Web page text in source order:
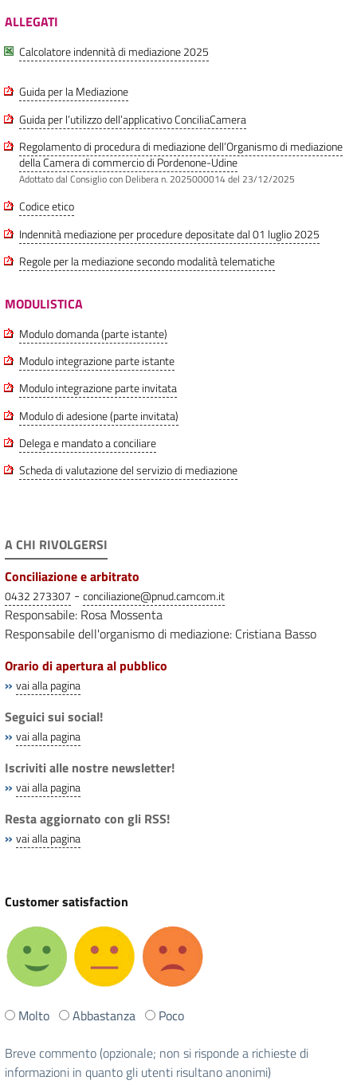
ALLEGATI
Calcolatore indennità di mediazione 2025
Guida per la Mediazione
Guida per l’utilizzo dell’applicativo ConciliaCamera
Regolamento di procedura di mediazione dell’Organismo di mediazione
della Camera di commercio di Pordenone-Udine
Adottato dal Consiglio con Delibera n. 2025000014 del 23/12/2025
Codice etico
Indennità mediazione per procedure depositate dal 01 luglio 2025
Regole per la mediazione secondo modalità telematiche
MODULISTICA
Modulo domanda (parte istante)
Modulo integrazione parte istante
Modulo integrazione parte invitata
Modulo di adesione (parte invitata)
Delega e mandato a conciliare
Scheda di valutazione del servizio di mediazione
A CHI RIVOLGERSI
Conciliazione e arbitrato
0432 273307 - conciliazione@pnud.camcom.it
Responsabile: Rosa Mossenta
Responsabile dell'organismo di mediazione: Cristiana Basso
Orario di apertura al pubblico
» vai alla pagina
Seguici sui social!
» vai alla pagina
Iscriviti alle nostre newsletter!
» vai alla pagina
Resta aggiornato con gli RSS!
» vai alla pagina
Customer satisfaction
Ti
stata
utile
Molto Abbastanza
Poco
Breve commento (opzionale; non si risponde a richieste di
informazioni in quanto gli utenti risultano anonimi)